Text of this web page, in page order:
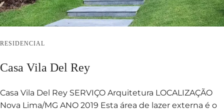
RESIDENCIAL
Casa Vila Del Rey
Casa Vila Del Rey SERVIÇO Arquitetura LOCALIZAÇÃO
Nova Lima/MG ANO 2019 Esta área de lazer externa é o